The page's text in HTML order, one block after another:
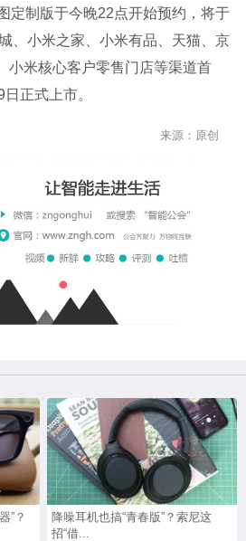
定制版于今晚22点开始预约，将于
、小米之家、小米有品、天猫、京
小米核心客户零售门店等渠道首
正式上市。
来源：原创
”？
降噪耳机也搞“青春版”？索尼这
招“借...